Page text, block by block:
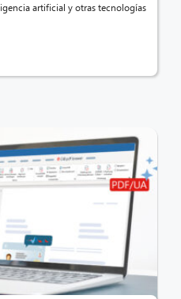
artificial y otras tecnologías